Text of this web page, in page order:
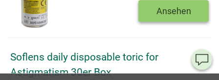
Ansehen
Soflens daily disposable toric for
Astigmatism 30er Box
Sie